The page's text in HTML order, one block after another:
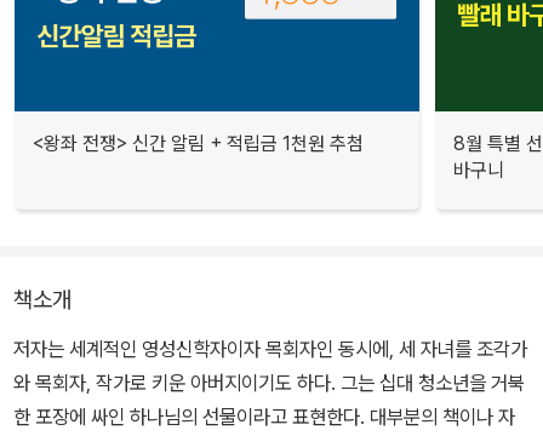
<왕좌 전쟁> 신간 알림 + 적립금 1천원 추첨
8월 특별
바구니
책소개
저자는 세계적인 영성신학자이자 목회자인 동시에, 세 자녀를 조각가
와 목회자, 작가로 키운 아버지이기도 하다. 그는 십대 청소년을 거북
한 포장에 싸인 하나님의 선물이라고 표현한다. 대부분의 책이나 자